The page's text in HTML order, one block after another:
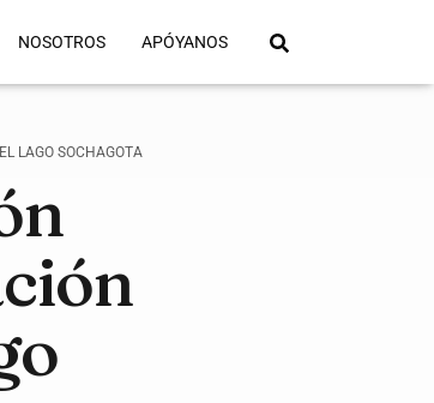
NOSOTROS APÓYANOS
LAGO SOCHAGOTA